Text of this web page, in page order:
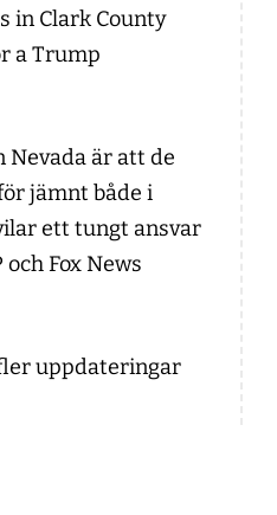
in Clark County
a Trump
Nevada är att de
jämnt både i
ett tungt ansvar
Fox News
uppdateringar